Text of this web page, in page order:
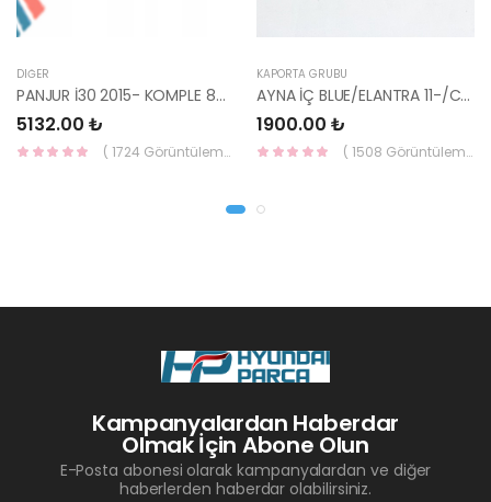
DIĞER
PANJUR İ30 2015- KOMPLE 86350-A6800-YS
5132.00 ₺
( 1724 Görüntüleme )
KAPORTA GRUBU
AYNA İÇ BLUE/ELANTRA 11-/CEED 10-/RİO 12-/SPORTAGE 11- 85101-3X100-HMC
1900.00 ₺
( 1508 Görüntüleme )
Kampanyalardan Haberdar
Olmak İçin Abone Olun
E-Posta abonesi olarak kampanyalardan ve diğer
haberlerden haberdar olabilirsiniz.